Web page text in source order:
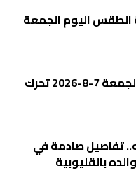
الطقس اليوم الجمعة
سعر الذهب اليوم الجمعة 7-8-2026 تحرك
تفاصيل صادمة في
بالقليوبية